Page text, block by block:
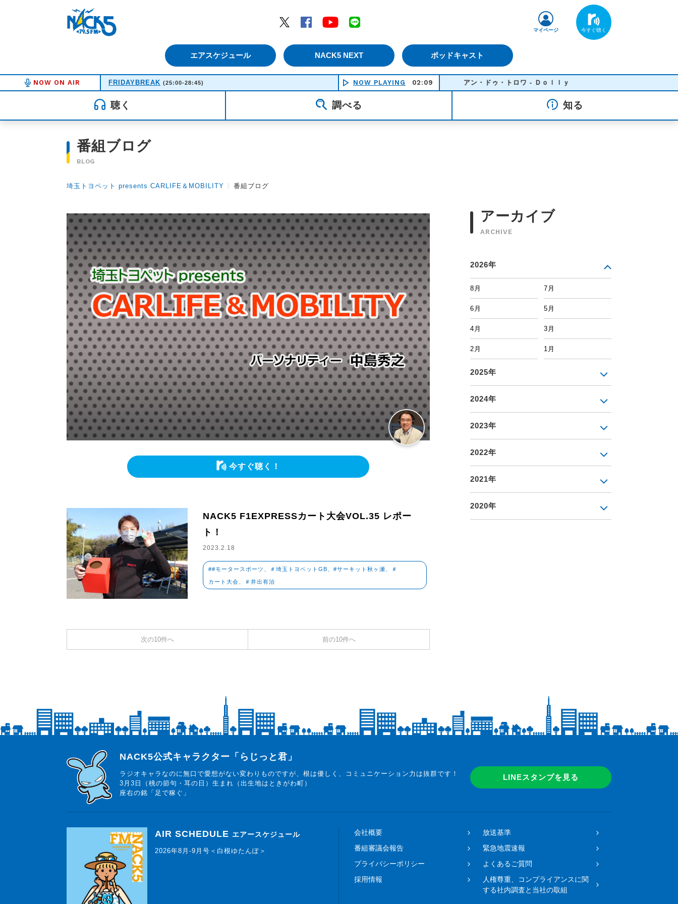
Twitter
Facebook YouTube
エアスケジュール NACK5 NEXT ポッドキャスト
マイページ
NOW ON AIR FRIDAYBREAK (25:00-28:45) NOW PLAYING 02:09 アン・ドゥ・トロワ - Ｄｏｌｌｙ
聴く 調べる 知る
番組ブログ
BLOG
埼玉トヨペット presents CARLIFE＆MOBILITY 〉 番組ブログ
今すぐ聴く！
NACK5 F1EXPRESSカート大会VOL.35 レポー
ト！
2023.2.18
##モータースポーツ、＃埼玉トヨペットGB、#サーキット秋ヶ瀬、＃
カート大会、＃井出有治
次の10件へ 前の10件へ
アーカイブ
ARCHIVE
2026年
8月 7月
6月 5月
4月 3月
2月 1月
2025年
2024年
2023年
2022年
2021年
2020年
らじっと君
NACK5公式キャラクター「らじっと君」
ラジオキャラなのに無口で愛想がない変わりものですが、根は優しく、コミュニケーション力は抜群です！
3月3日（桃の節句・耳の日）生まれ（出生地はときがわ町）
座右の銘「足で稼ぐ」
LINEスタンプを見る
AIR SCHEDULE エアースケジュール
2026年8月-9月号＜白根ゆたんぽ＞
会社概要
放送基準
番組審議会報告
緊急地震速報
プライバシーポリシー
よくあるご質問
採用情報
人権尊重、コンプライアンスに関
する社内調査と当社の取組